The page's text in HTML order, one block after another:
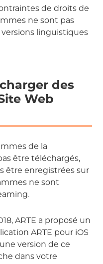
de droits de
ne sont pas
linguistiques
des
Web
de la
être téléchargés,
être enregistrées sur
ne sont
ARTE a proposé un
ARTE pour iOS
version de ce
dans votre